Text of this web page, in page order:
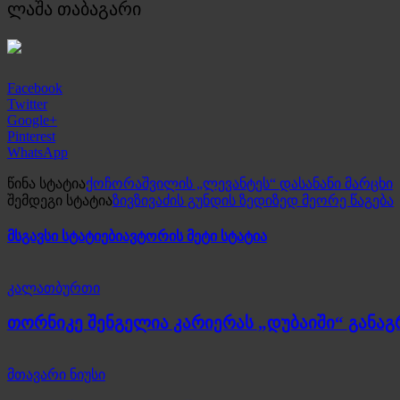
ლაშა თაბაგარი
Facebook
Twitter
Google+
Pinterest
WhatsApp
წინა სტატიაქოჩორაშვილის „ლევანტეს“ დასანანი მარცხი
შემდეგი სტატიაზივზივაძის გუნდის ზედიზედ მეორე წაგება
მსგავსი სტატიებიავტორის მეტი სტატია
კალათბურთი
თორნიკე შენგელია კარიერას „დუბაიში“
მთავარი ნიუსი